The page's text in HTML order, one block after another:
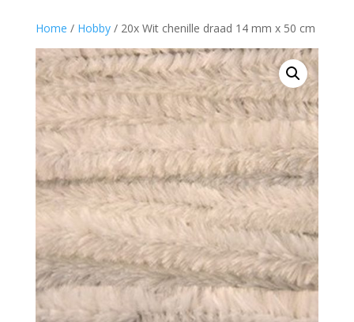
Home / Hobby/ 20x Wit chenille draad 14 mm x 50 cm